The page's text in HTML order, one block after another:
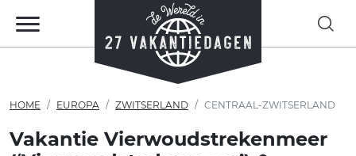
HOME EUROPA ZWITSERLAND CENTRAAL-ZWITSERLAND
Vakantie Vierwoudstrekenmeer